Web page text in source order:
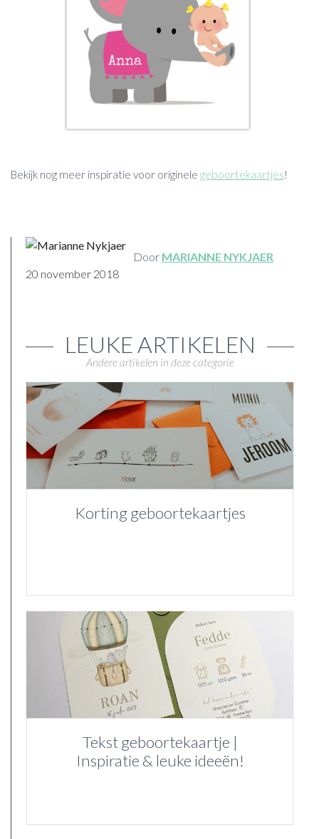
Bekijk nog meer inspiratie voor originele geboortekaartjes!
Door MARIANNE NYKJAER
20 november 2018
LEUKE ARTIKELEN
Andere artikelen in deze categorie
Korting geboortekaartjes
Tekst geboortekaartje |
Inspiratie & leuke ideeën!